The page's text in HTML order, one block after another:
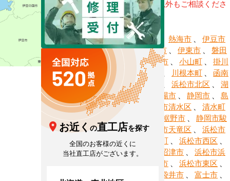
※記載地域以外もご相談くださ
い。
静岡市葵区、 熱海市
伊豆市
、伊豆の国市 伊東市
磐田
御前崎市 小山町
掛川
市
、河津町 川根本町
函南
町 、菊川市 浜松市北区
湖
西市、 御殿場市 静岡市
島
田市、 静岡市清水区
清水町
裾野市
静岡市駿
河区、浜松市天竜区
浜松市
中区、 長泉町 浜松市西区
西伊豆町
沼津市
浜松市浜
浜松市 浜松市東区
袋井市 富士市
お近くの直工店を探す
全国のお客様の近くに
当社直工店がございます。